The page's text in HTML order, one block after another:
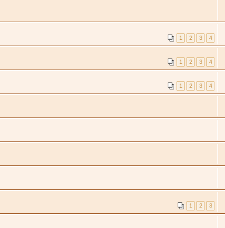
1 2 3 4
1 2 3 4
1 2 3 4
1 2 3